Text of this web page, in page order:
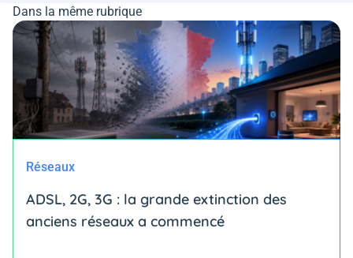
Dans la même rubrique
Réseaux
ADSL, 2G, 3G : la grande extinction des
anciens réseaux a commencé